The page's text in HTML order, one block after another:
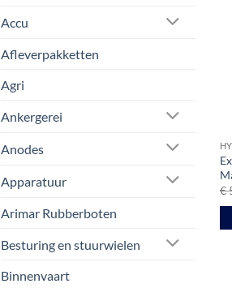
Accu
Afleverpakketten
Agri
Ankergerei
Anodes
Apparatuur
Arimar Rubberboten
Besturing en stuurwielen
Binnenvaart
€